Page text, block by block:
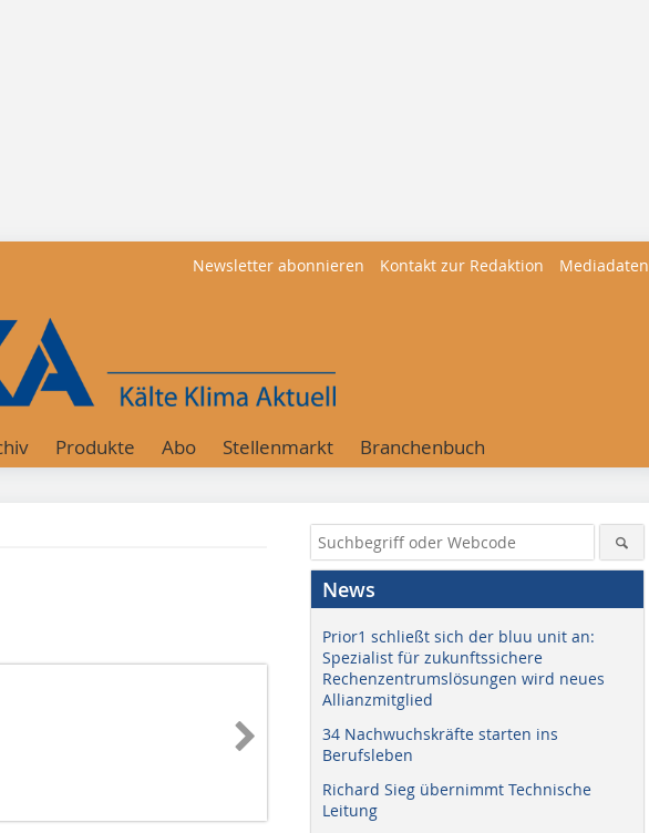
Newsletter abonnieren Kontakt zur Redaktion Mediadaten
Produkte Abo Stellenmarkt Branchenbuch
News
Prior1 schließt sich der bluu unit an:
Spezialist für zukunftssichere
Rechenzentrumslösungen wird neues
Allianzmitglied
34 Nachwuchskräfte starten ins
Berufsleben
Richard Sieg übernimmt Technische
Leitung